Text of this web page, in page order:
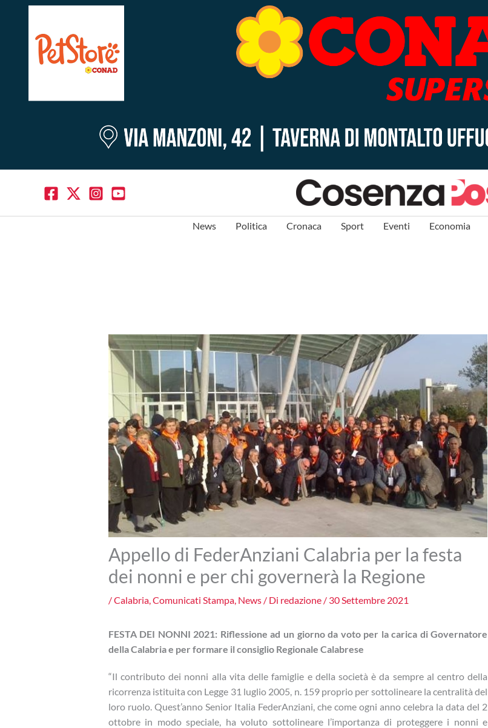
News Politica Cronaca Sport Eventi Economia
Appello di FederAnziani Calabria per la festa
dei nonni e per chi governerà la Regione
/Calabria,Comunicati Stampa, News/ Di redazione / 30 Settembre 2021
FESTA DEI NONNI 2021: Riflessione ad un giorno da voto per la carica di Governatore
della Calabria e per formare il consiglio Regionale Calabrese
“Il contributo dei nonni alla vita delle famiglie e della società è da sempre al centro della
ricorrenza istituita con Legge 31 luglio 2005, n. 159 proprio per sottolineare la centralità del
loro ruolo. Quest’anno Senior Italia FederAnziani, che come ogni anno celebra la data del 2
ottobre in modo speciale, ha voluto sottolineare l’importanza di proteggere i nonni e